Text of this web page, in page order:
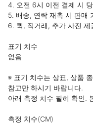
4. 오전 6시 이전 결제 시
5. 배송, 연락 재촉 시 판매
6. 퀵, 직거래, 추가 사진
표기 치수
없음
※ 표기 치수는 상표, 상품
참고만 하시기 바랍니다.
아래 측정 치수 필히 확인.
측정 치수(CM)